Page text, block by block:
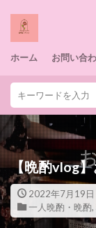
ホーム お問い合
【晩酌vlog
2022年7月19日
一人晩酌・晩酌,